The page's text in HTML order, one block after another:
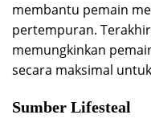
membantu pemain
pertempuran.
memungkinkan
secara maksimal
Sumber Lifesteal